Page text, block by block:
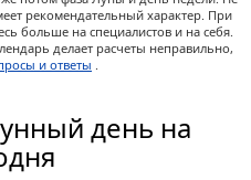
рекомендательный характер. При
больше на специалистов и на себя.
делает расчеты неправильно,
и ответы .
день на